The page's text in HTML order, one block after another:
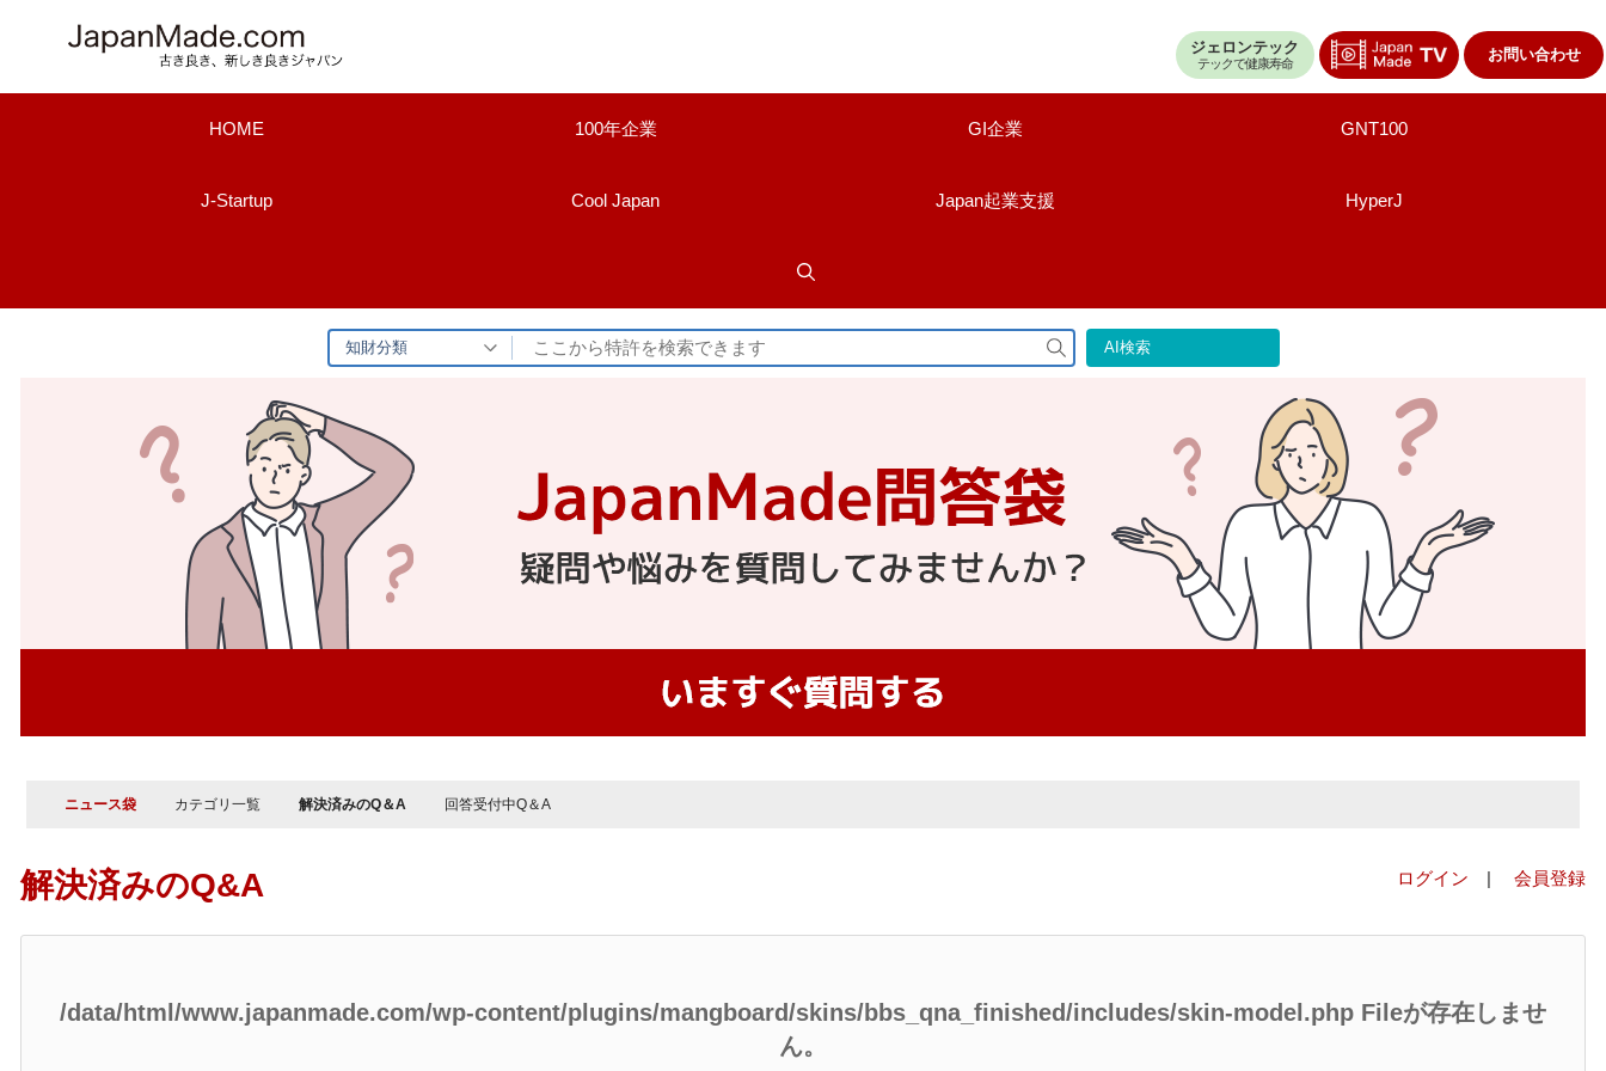
ジェロンテック
テックで健康寿命 お問い合わせ
HOME 100年企業 GI企業 GNT100
J-Startup Cool Japan Japan起業支援 HyperJ
知財分類
検
索
AI検索
ニュース袋 カテゴリ一覧 解決済みのQ＆A 回答受付中Q＆A
解決済みのQ&A ログイン | 会員登録
/data/html/www.japanmade.com/wp-content/plugins/mangboard/skins/bbs_qna_finished/includes/skin-model.php Fileが存在しませ
ん。